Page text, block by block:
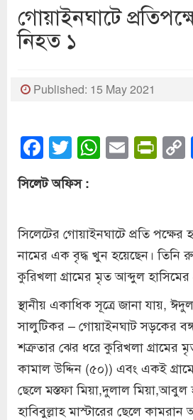
গোয়াইনঘাটে
নিহত ১
Published: 15 May 2021
Facebook
TwitterEmail
সিলেট অফিস :
সিলেটের গোয়াইনঘাটে প্রতি পক্ষের
নামের এক বৃদ্ধ খুন হয়েছেন। তিনি
কুরিখলা গ্রামের মৃত আব্দুল হাসিমের
স্থানীয় একাধিক সূত্রে জানা যায়,
সালুটিকর – গোয়াইনঘাট সড়কের
শত্রুতার ঝের ধরে কুরিখলা গ্রামের
কামাল উদ্দিন (৫০)) এবং একই
ছেলে মস্তফা মিয়া,দুলাল মিয়া,আবুল
হাবিবুল্লাহ মাস্টারের ছেলে